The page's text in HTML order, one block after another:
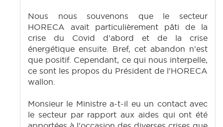
Nous nous souvenons que le secteur
HORECA avait particulièrement pâti de la
crise du Covid d'abord et de la crise
énergétique ensuite. Bref, cet abandon n'est
que positif. Cependant, ce qui nous interpelle,
ce sont les propos du Président de l'HORECA
wallon.
Monsieur le Ministre a-t-il eu un contact avec
le secteur par rapport aux aides qui ont été